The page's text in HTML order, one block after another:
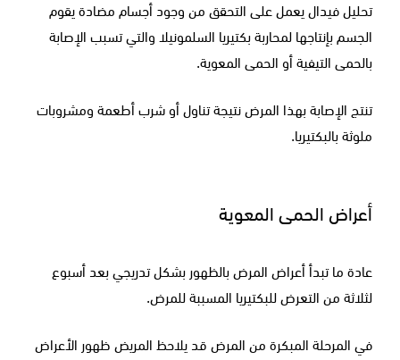
تحليل فيدال يعمل على التحقق من وجود أجسام مضادة يقوم
الجسم بإنتاجها لمحاربة بكتيريا السلمونيلا والتي تسبب الإصابة
بالحمى التيفية أو الحمى المعوية.
تنتج الإصابة بهذا المرض نتيجة تناول أو شرب أطعمة ومشروبات
ملوثة بالبكتيريا.
أعراض الحمى المعوية
عادة ما تبدأ أعراض المرض بالظهور بشكل تدريجي بعد أسبوع
لثلاثة من التعرض للبكتيريا المسببة للمرض.
في المرحلة المبكرة من المرض قد يلاحظ المريض ظهور الأعراض